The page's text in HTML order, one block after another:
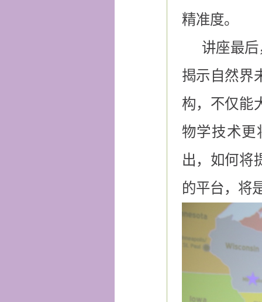
精准度。
讲座最后
揭示自然界
构，不仅能
物学技术更
出，如何将
的平台，将